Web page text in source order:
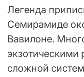
Легенда
Семирамиде
Вавилоне.
экзотическими
сложной